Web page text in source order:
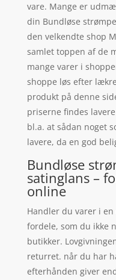
vare. Mange er
din Bundløse
den velkendte shop
samlet toppen af de
mange varer i
shoppe løs efter
produkt på denne
priserne findes
bl.a. at sådan noget
lavere, da en god
Bundløse
satinglans –
online
Handler du varer i
fordele, som du ikke
butikker.
returret. når du har
efterhånden giver